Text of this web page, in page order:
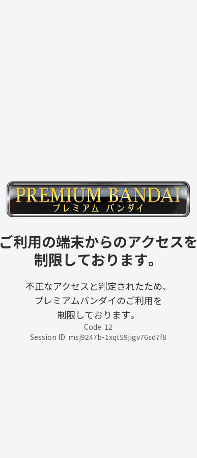
ご利用の端末からのアクセスを
制限しております。
不正なアクセスと判定されたため、
プレミアムバンダイのご利用を
制限しております。
Code: 12
Session ID: msj9247b-1xqt59jigv76sd7f8